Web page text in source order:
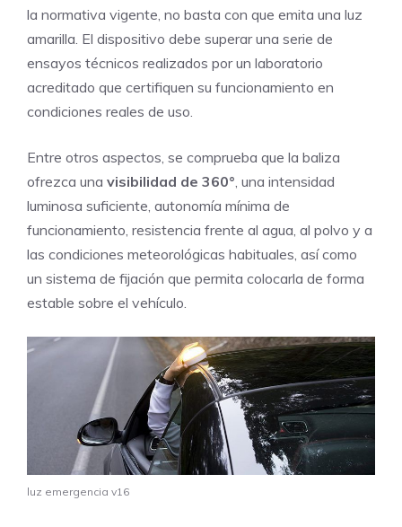
la normativa vigente, no basta con que emita una luz
amarilla. El dispositivo debe superar una serie de
ensayos técnicos realizados por un laboratorio
acreditado que certifiquen su funcionamiento en
condiciones reales de uso.
Entre otros aspectos, se comprueba que la baliza
ofrezca una visibilidad de 360° , una intensidad
luminosa suficiente, autonomía mínima de
funcionamiento, resistencia frente al agua, al polvo y a
las condiciones meteorológicas habituales, así como
un sistema de fijación que permita colocarla de forma
estable sobre el vehículo.
luz emergencia v16